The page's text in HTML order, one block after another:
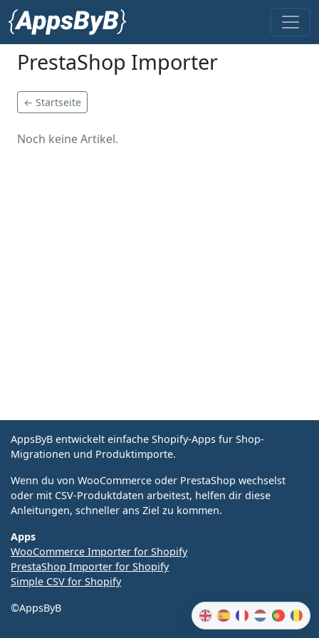
PrestaShop Importer
← Startseite
Noch keine Artikel.
AppsByB entwickelt einfache Shopify-Apps fur Shop-
Migrationen und Produktimporte.
Wenn du von WooCommerce oder PrestaShop wechselst
oder mit CSV-Produktdaten arbeitest, helfen dir diese
Anleitungen, schneller ans Ziel zu kommen.
Apps
WooCommerce Importer for Shopify
PrestaShop Importer for Shopify
Simple CSV for Shopify
©AppsByB